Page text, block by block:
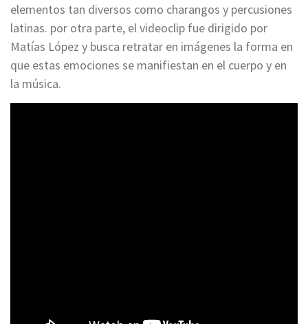
elementos tan diversos como charangos y percusiones
latinas. por otra parte, el videoclip fue dirigido por
Matías López y busca retratar en imágenes la forma en
que estas emociones se manifiestan en el cuerpo y en
la música.